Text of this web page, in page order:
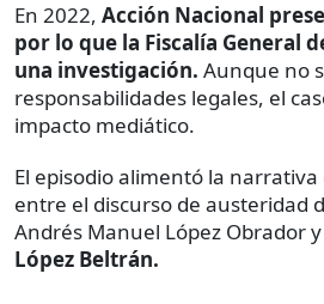
En 2022, Acción Nacional
por lo que la Fiscalía General
una investigación. Aunque no
responsabilidades legales, el
impacto mediático.
El episodio alimentó la
entre el discurso de austeridad
Andrés Manuel López Obrador y
López Beltrán.